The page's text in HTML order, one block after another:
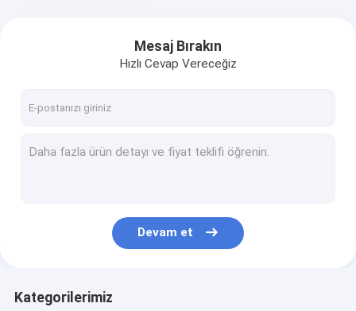
Mesaj Bırakın
Hızlı Cevap Vereceğiz
Devam et
Kategorilerimiz